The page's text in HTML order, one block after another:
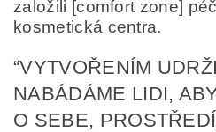
Odesláním formuláře/
se zpracováním osobních
ochrany osobních údajů .
založili [comfort zone]
kosmetická centra.
“VYTVOŘENÍM
NABÁDÁME LIDI,
O SEBE,